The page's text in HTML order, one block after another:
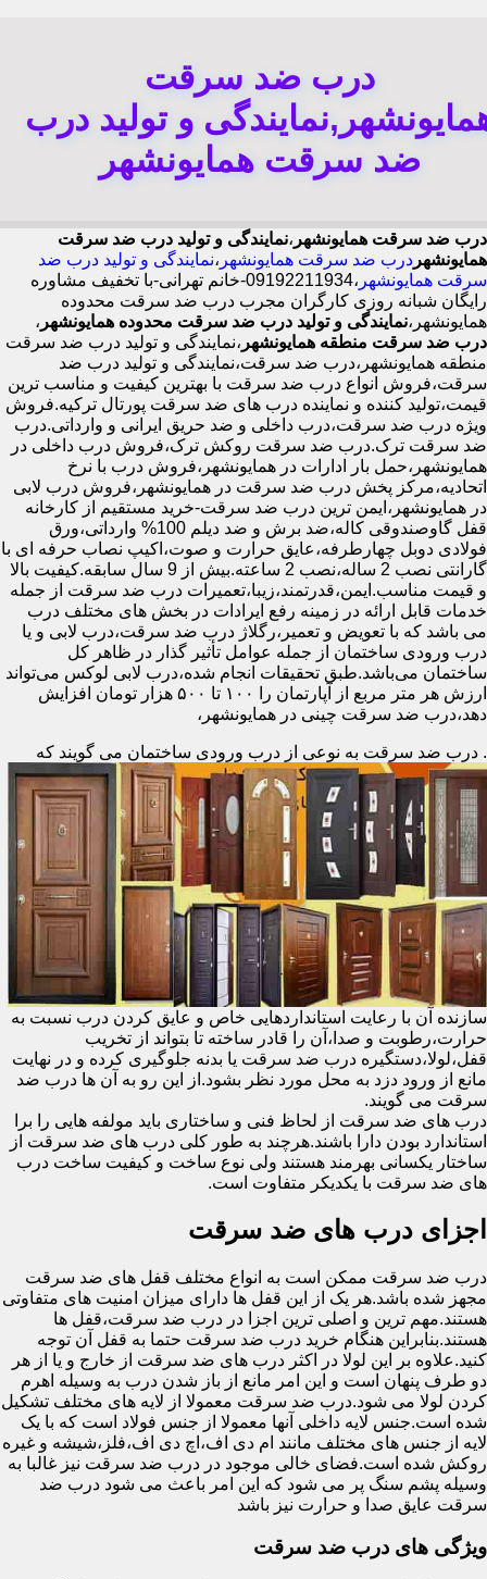
درب ضد سرقت
و تولید درب
ضد سرقت همایونشهر
درب ضد سرقت همایونشهر ،نمایندگی و تولید درب ضد سرقت
همایونشهر درب ضد سرقت همایونشهر ،نمایندگی و تولید درب ضد
سرقت همایونشهر
،09192211934-خانم تهرانی-با تخفیف مشاوره
رایگان شبانه روزی کارگران مجرب درب ضد سرقت محدوده
همایونشهر،نمایندگی و تولید درب ضد سرقت محدوده همایونشهر ،
درب ضد سرقت منطقه همایونشهر ،نمایندگی و تولید درب ضد سرقت
منطقه همایونشهر،درب ضد سرقت،نمایندگی و تولید درب ضد
سرقت،فروش انواع درب ضد سرقت با بهترین کیفیت و مناسب ترین
قیمت،تولید کننده و نماینده درب های ضد سرقت پورتال ترکیه.فروش
ویژه درب ضد سرقت،درب داخلی و ضد حریق ایرانی و وارداتی.درب
ضد سرقت ترک.درب ضد سرقت روکش ترک،فروش درب داخلی در
همایونشهر،حمل بار ادارات در همایونشهر،فروش درب با نرخ
اتحادیه،مرکز پخش درب ضد سرقت در همایونشهر،فروش درب لابی
در همایونشهر،ایمن ترین درب ضد سرقت-خرید مستقیم از کارخانه
قفل گاوصندوقی کاله،ضد برش و ضد دیلم 100% وارداتی،ورق
فولادی دوبل چهارطرفه،عایق حرارت و صوت،اکیپ نصاب حرفه ای با
گارانتی نصب 2 ساله،نصب 2 ساعته.بیش از 9 سال سابقه.کیفیت بالا
و قیمت مناسب.ایمن،قدرتمند،زیبا،تعمیرات درب ضد سرقت از جمله
خدمات قابل ارائه در زمینه رفع ایرادات در بخش های مختلف درب
می باشد که با تعویض و تعمیر،رگلاژ درب ضد سرقت،درب لابی و یا
درب ورودی ساختمان از جمله عوامل تأثیر گذار در ظاهر کل
ساختمان می‌باشد.طبق تحقیقات انجام شده،درب لابی لوکس می‌تواند
ارزش هر متر مربع از آپارتمان را ۱۰۰ تا ۵۰۰ هزار تومان افزایش
دهد،درب ضد سرقت چینی در همایونشهر،
. درب ضد سرقت به نوعی از درب ورودی ساختمان می گویند که
سازنده آن با رعایت استانداردهایی خاص و عایق کردن درب نسبت به
حرارت،رطوبت و صدا،آن را قادر ساخته تا بتواند از تخریب
قفل،لولا،دستگیره درب ضد سرقت یا بدنه جلوگیری کرده و در نهایت
مانع از ورود دزد به محل مورد نظر بشود.از این رو به آن ها درب ضد
سرقت می گویند.
درب های ضد سرقت از لحاظ فنی و ساختاری باید مولفه هایی را برا
استاندارد بودن دارا باشند.هرچند به طور کلی درب های ضد سرقت از
ساختار یکسانی بهرمند هستند ولی نوع ساخت و کیفیت ساخت درب
های ضد سرقت با یکدیکر متفاوت است.
اجزای درب های ضد سرقت
درب ضد سرقت ممکن است به انواع مختلف قفل های ضد سرقت
مجهز شده باشد.هر یک از این قفل ها دارای میزان امنیت های متفاوتی
هستند.مهم ترین و اصلی ترین اجزا در درب ضد سرقت،قفل ها
هستند.بنابراین هنگام خرید درب ضد سرقت حتما به قفل آن توجه
کنید.علاوه بر این لولا در اکثر درب های ضد سرقت از خارج و یا از هر
دو طرف پنهان است و این امر مانع از باز شدن درب به وسیله اهرم
کردن لولا می شود.درب ضد سرقت معمولا از لایه های مختلف تشکیل
شده است.جنس لایه داخلی آنها معمولا از جنس فولاد است که با یک
لایه از جنس های مختلف مانند ام دی اف،اچ دی اف،فلز،شیشه و غیره
روکش شده است.فضای خالی موجود در درب ضد سرقت نیز غالبا به
وسیله پشم سنگ پر می شود که این امر باعث می شود درب ضد
سرقت عایق صدا و حرارت نیز باشد
ویژگی های درب ضد سرقت